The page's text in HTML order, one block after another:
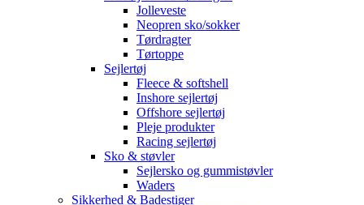
Jolleveste
Neopren sko/sokker
Tørdragter
Tørtoppe
Sejlertøj
Fleece & softshell
Inshore sejlertøj
Offshore sejlertøj
Pleje produkter
Racing sejlertøj
Sko & støvler
Sejlersko og gummistøvler
Waders
Sikkerhed & Badestiger